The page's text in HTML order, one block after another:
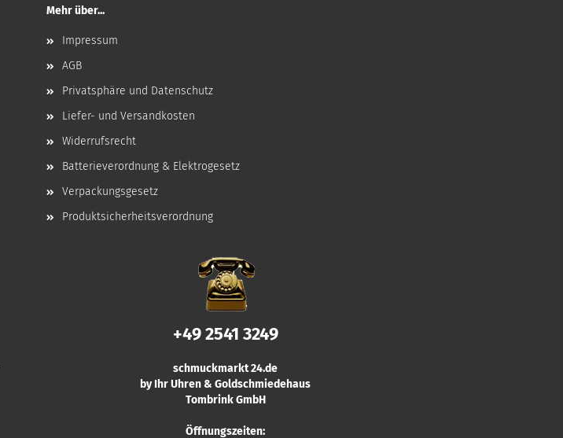
Mehr über...
Impressum
AGB
Privatsphäre und Datenschutz
Liefer- und Versandkosten
Widerrufsrecht
Batterieverordnung & Elektrogesetz
Verpackungsgesetz
Produktsicherheitsverordnung
+49 2541 3249
schmuckmarkt 24.de
by Ihr Uhren & Goldschmiedehaus
Tombrink GmbH
Öffnungszeiten: